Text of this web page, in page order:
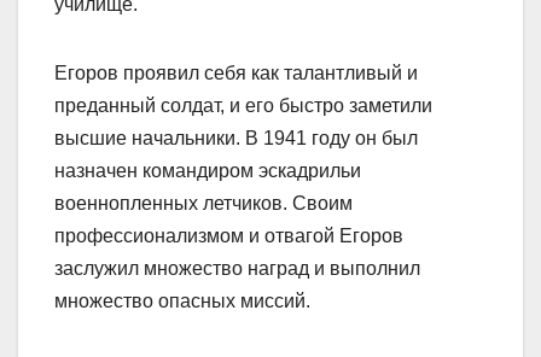
Егоров проявил себя как талантливый и
преданный солдат, и его быстро заметили
высшие начальники. В 1941 году он был
назначен командиром эскадрильи
военнопленных летчиков. Своим
профессионализмом и отвагой Егоров
заслужил множество наград и выполнил
множество опасных миссий.